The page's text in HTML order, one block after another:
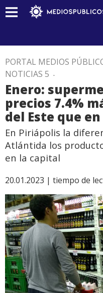
PORTAL MEDIOS
NOTICIAS 5 .
Enero:
precios 7.4%
del Este que
En Piriápolis la
Atlántida los
en la capital
20.01.2023 | tiempo de